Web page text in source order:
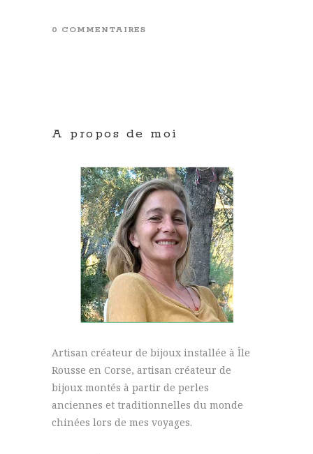
0 COMMENTAIRES
A propos de moi
Artisan créateur de bijoux installée à Île
Rousse en Corse, artisan créateur de
bijoux montés à partir de perles
anciennes et traditionnelles du monde
chinées lors de mes voyages.